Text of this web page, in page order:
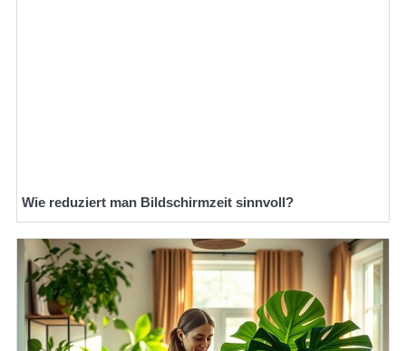
Wie reduziert man Bildschirmzeit sinnvoll?